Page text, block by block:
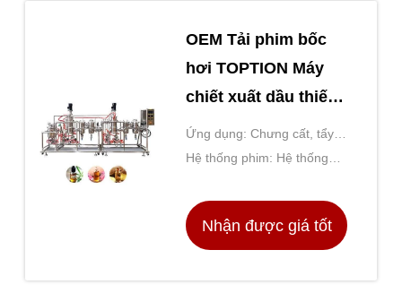
OEM Tải phim bốc
hơi TOPTION Máy
chiết xuất dầu thiết
yếu công nghiệp
Ứng dụng: Chưng cất, tẩy,
tập trung
Hệ thống phim: Hệ thống
Nhận được giá tốt